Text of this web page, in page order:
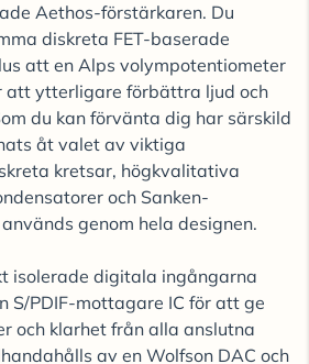
Aethos-förstärkaren. Du
diskreta FET-baserade
att en Alps volympotentiometer
att ytterligare förbättra ljud och
du kan förvänta dig har särskild
åt valet av viktiga
kretsar, högkvalitativa
och Sanken-
genom hela designen.
isolerade digitala ingångarna
S/PDIF-mottagare IC för att ge
och klarhet från alla anslutna
av en Wolfson DAC och